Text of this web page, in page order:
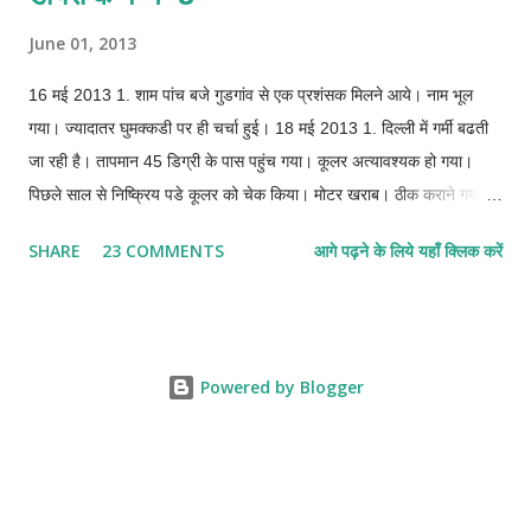
June 01, 2013
16 मई 2013 1. शाम पांच बजे गुडगांव से एक प्रशंसक मिलने आये। नाम भूल
गया। ज्यादातर घुमक्कडी पर ही चर्चा हुई। 18 मई 2013 1. दिल्ली में गर्मी बढती
जा रही है। तापमान 45 डिग्री के पास पहुंच गया। कूलर अत्यावश्यक हो गया।
पिछले साल से निष्क्रिय पडे कूलर को चेक किया। मोटर खराब। ठीक कराने गया तो
सीजन की पहली ठण्डी फुहारयुक्त हवा मिल गई। 2. लैपटॉप नखरे करने लगा। ऑन
SHARE 23 COMMENTS आगे पढ़ने के लिये यहाँ क्लिक करें
Powered by Blogger